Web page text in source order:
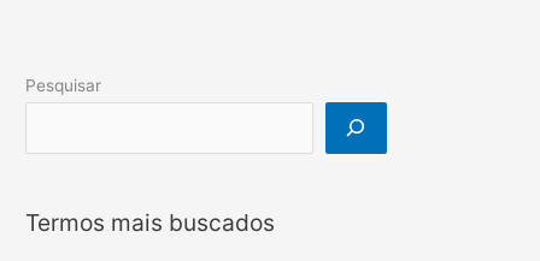
Pesquisar
Termos mais buscados